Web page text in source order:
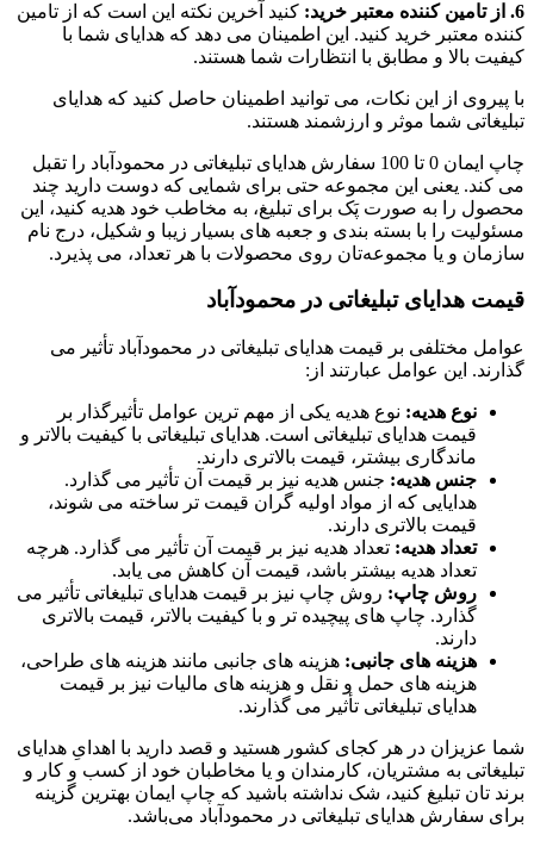
6. از تامین کننده معتبر خرید:
کنید آخرین نکته این است که از تامین
کننده معتبر خرید کنید. این اطمینان می دهد که هدایای شما با
کیفیت بالا و مطابق با انتظارات شما هستند.
با پیروی از این نکات، می توانید اطمینان حاصل کنید که هدایای
تبلیغاتی شما موثر و ارزشمند هستند.
چاپ ایمان 0 تا 100 سفارش هدایای تبلیغاتی در محمودآباد را تقبل
می کند. یعنی این مجموعه حتی برای شمایی که دوست دارید چند
محصول را به صورت پَک برای تبلیغ، به مخاطب خود هدیه کنید، این
مسئولیت را با بسته بندی و جعبه های بسیار زیبا و شکیل، درج نام
سازمان و یا مجموعه‌تان روی محصولات با هر تعداد، می پذیرد.
قیمت هدایای تبلیغاتی در محمودآباد
عوامل مختلفی بر قیمت هدایای تبلیغاتی در محمودآباد تأثیر می
گذارند. این عوامل عبارتند از:
نوع هدیه: نوع هدیه یکی از مهم ترین عوامل تأثیرگذار بر
قیمت هدایای تبلیغاتی است. هدایای تبلیغاتی با کیفیت بالاتر و
ماندگاری بیشتر، قیمت بالاتری دارند.
جنس هدیه: جنس هدیه نیز بر قیمت آن تأثیر می گذارد.
هدایایی که از مواد اولیه گران قیمت تر ساخته می شوند،
قیمت بالاتری دارند.
تعداد هدیه: تعداد هدیه نیز بر قیمت آن تأثیر می گذارد. هرچه
تعداد هدیه بیشتر باشد، قیمت آن کاهش می یابد.
روش چاپ: روش چاپ نیز بر قیمت هدایای تبلیغاتی تأثیر می
گذارد. چاپ های پیچیده تر و با کیفیت بالاتر، قیمت بالاتری
دارند.
هزینه های جانبی: هزینه های جانبی مانند هزینه های طراحی،
هزینه های حمل و نقل و هزینه های مالیات نیز بر قیمت
هدایای تبلیغاتی تأثیر می گذارند.
شما عزیزان در هر کجای کشور هستید و قصد دارید با اهدایِ هدایای
تبلیغاتی به مشتریان، کارمندان و یا مخاطبان خود از کسب و کار و
برند تان تبلیغ کنید، شک نداشته باشید که چاپ ایمان بهترین گزینه
برای سفارش هدایای تبلیغاتی در محمودآباد می‌باشد.